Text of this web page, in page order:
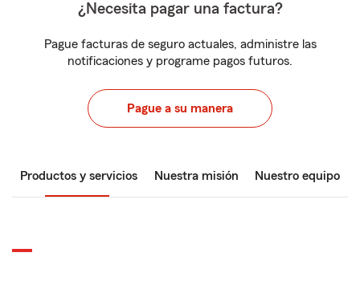
¿Necesita pagar una factura?
Pague facturas de seguro actuales, administre las
notificaciones y programe pagos futuros.
Pague a su manera
Productos y servicios Nuestra misión Nuestro equipo